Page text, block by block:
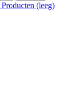
Producten (leeg)